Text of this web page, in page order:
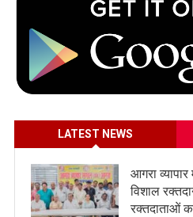
LATEST NEWS
आगरा
विशाल
रक्तदाताओं